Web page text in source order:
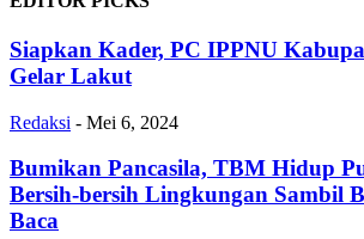
Siapkan Kader, PC IPPNU
Gelar Lakut
Redaksi - Mei 6, 2024
Bumikan Pancasila, TBM Hidup
Bersih-bersih Lingkungan Sambil
Baca